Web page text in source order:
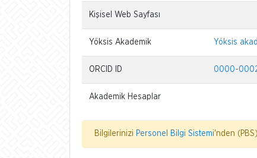
Kişisel Web Sayfası
Yöksis Akademik Yöksis
ORCID ID 0000-
Akademik Hesaplar
Bilgilerinizi Personel Bilgi Sistemi'nden